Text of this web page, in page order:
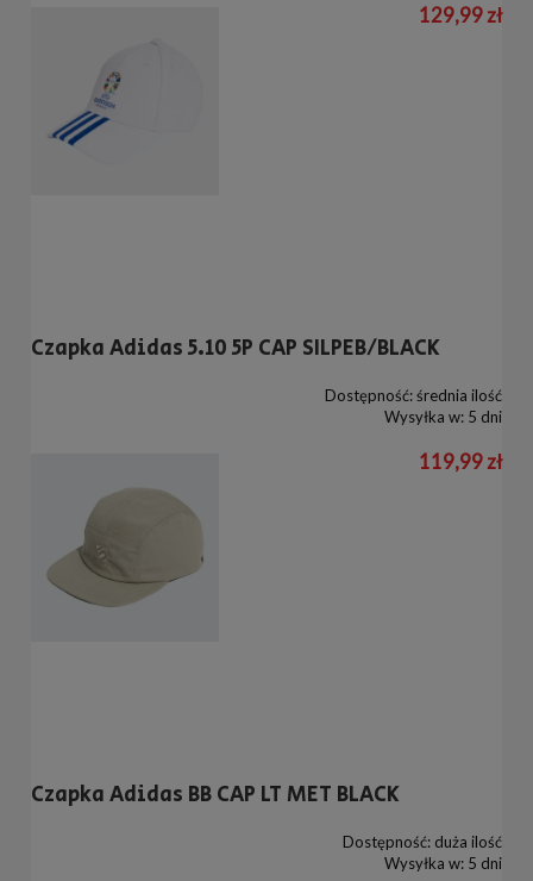
129,99 zł
Czapka Adidas 5.10 5P CAP SILPEB/BLACK
Dostępność:średnia ilość
Wysyłka w: 5 dni
119,99 zł
Czapka Adidas BB CAP LT MET BLACK
Dostępność: duża ilość
Wysyłka w: 5 dni